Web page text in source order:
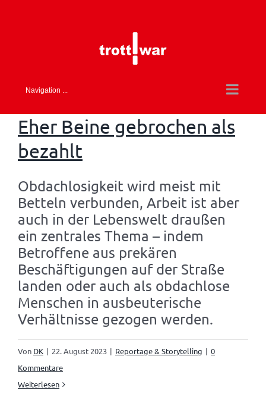
Navigation ...
Eher Beine gebrochen als
bezahlt
Obdachlosigkeit wird meist mit
Betteln verbunden, Arbeit ist aber
auch in der Lebenswelt draußen
ein zentrales Thema – indem
Betroffene aus prekären
Beschäftigungen auf der Straße
landen oder auch als obdachlose
Menschen in ausbeuterische
Verhältnisse gezogen werden.
Von DK | 22. August 2023 | Reportage & Storytelling | 0
Kommentare
Weiterlesen